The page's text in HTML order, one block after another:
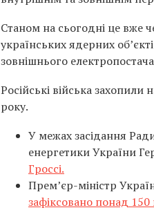
Станом на сьогодні це вже
українських ядерних
зовнішнього
Російські війська
року.
У межах засідання
енергетики України
Гроссі.
Прем’єр-міністр
зафіксовано понад